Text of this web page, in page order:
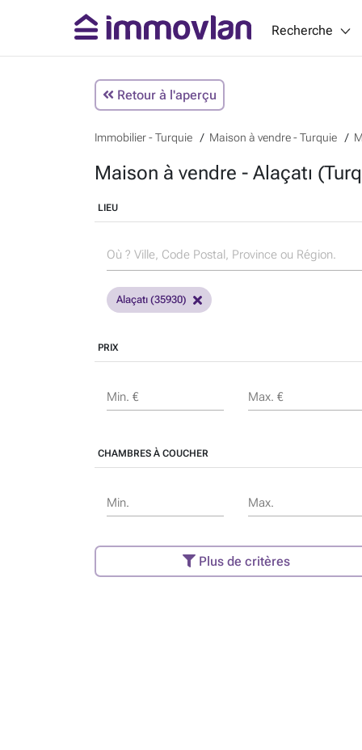
Recherche
Retour à l'aperçu
Immobilier - Turquie Maison à vendre - Turquie
Maison à vendre - Alaçatı
LIEU
Alaçatı (35930)
PRIX
Min. € Max. €
CHAMBRES À COUCHER
Min. Max.
Plus de critères